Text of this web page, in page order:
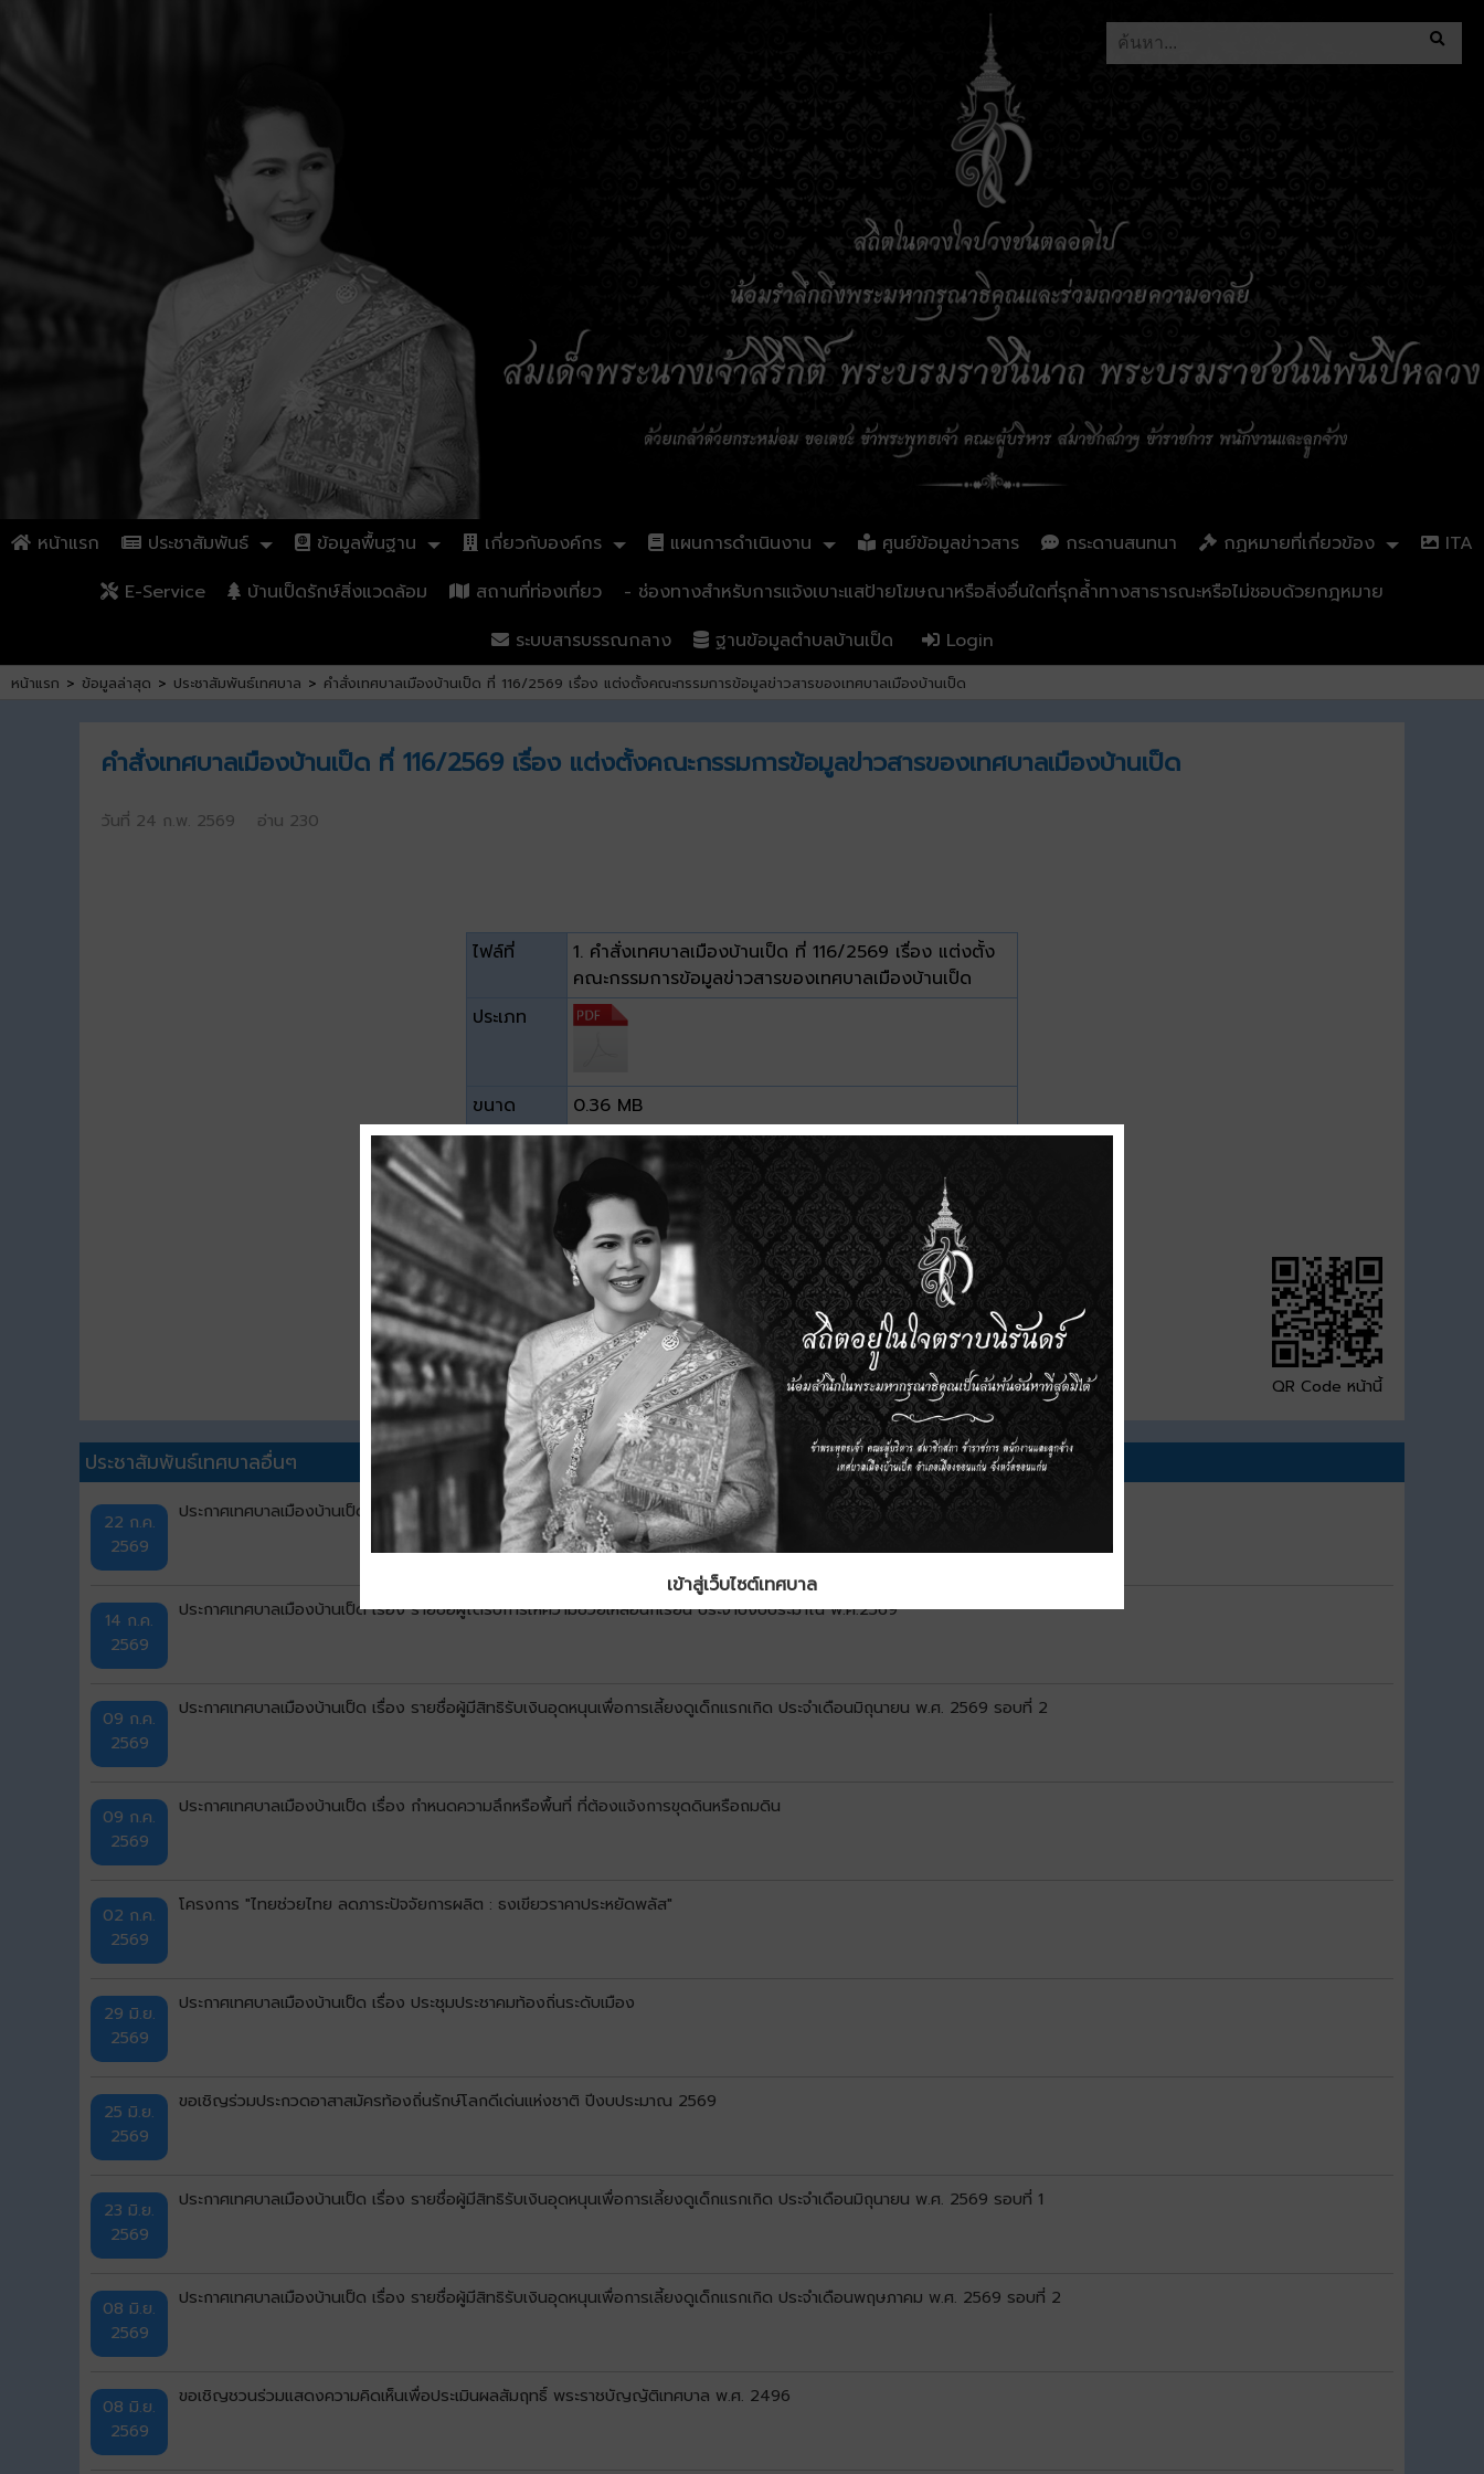
หน้าแรก ประชาสัมพันธ์ ข้อมูลพื้นฐาน เกี่ยวกับองค์กร แผนการดำเนินงาน ศูนย์ข้อมูลข่าวสาร กระดานสนทนา กฏหมายที่เกี่ยวข้อง
ITA
E-Service
บ้านเป็ดรักษ์สิ่งแวดล้อม สถานที่ท่องเที่ยว
- ช่องทางสำหรับการแจ้งเบาะแสป้ายโฆษณาหรือสิ่งอื่นใดที่รุกล้ำทางสาธารณะหรือไม่ชอบด้วยกฎหมาย
ระบบสารบรรณกลาง
ฐานข้อมูลตำบลบ้านเป็ด Login
หน้าแรก > ข้อมูลล่าสุด > ประชาสัมพันธ์เทศบาล > คำสั่งเทศบาลเมืองบ้านเป็ด ที่ 116/2569 เรื่อง แต่งตั้งคณะกรรมการข้อมูลข่าวสารของเทศบาลเมืองบ้านเป็ด
คำสั่งเทศบาลเมืองบ้านเป็ด ที่ 116/2569 เรื่อง แต่งตั้งคณะกรรมการข้อมูลข่าวสารของเทศบาลเมืองบ้านเป็ด
วันที่ 24 ก.พ. 2569 อ่าน 230
ไฟล์ที่
1. คำสั่งเทศบาลเมืองบ้านเป็ด ที่ 116/2569 เรื่อง แต่งตั้ง
คณะกรรมการข้อมูลข่าวสารของเทศบาลเมืองบ้านเป็ด
ประเภท
ขนาด
0.36 MB
ดาวน์โหลด
QR Code หน้านี้
ประชาสัมพันธ์เทศบาลอื่นๆ
22 ก.ค.
2569
ประกาศเทศบาลเมืองบ้านเป็ด เรื่อง รายชื่อผู้มีสิทธิรับเงินอุดหนุนเพื่อการเลี้ยงดูเด็กแรกเกิด ประจำเดือนกรกฎาคม พ.ศ. 2569 รอบที่ 1
14 ก.ค.
2569
ประกาศเทศบาลเมืองบ้านเป็ด เรื่อง รายชื่อผู้ได้รับการให้ความช่วยเหลือนักเรียน ประจำปีงบประมาณ พ.ศ.2569
09 ก.ค.
2569
ประกาศเทศบาลเมืองบ้านเป็ด เรื่อง รายชื่อผู้มีสิทธิรับเงินอุดหนุนเพื่อการเลี้ยงดูเด็กแรกเกิด ประจำเดือนมิถุนายน พ.ศ. 2569 รอบที่ 2
09 ก.ค.
2569
ประกาศเทศบาลเมืองบ้านเป็ด เรื่อง กำหนดความลึกหรือพื้นที่ ที่ต้องแจ้งการขุดดินหรือถมดิน
02 ก.ค.
2569
โครงการ "ไทยช่วยไทย ลดภาระปัจจัยการผลิต : ธงเขียวราคาประหยัดพลัส"
29 มิ.ย.
2569
ประกาศเทศบาลเมืองบ้านเป็ด เรื่อง ประชุมประชาคมท้องถิ่นระดับเมือง
25 มิ.ย.
2569
ขอเชิญร่วมประกวดอาสาสมัครท้องถิ่นรักษ์โลกดีเด่นแห่งชาติ ปีงบประมาณ 2569
23 มิ.ย.
2569
ประกาศเทศบาลเมืองบ้านเป็ด เรื่อง รายชื่อผู้มีสิทธิรับเงินอุดหนุนเพื่อการเลี้ยงดูเด็กแรกเกิด ประจำเดือนมิถุนายน พ.ศ. 2569 รอบที่ 1
08 มิ.ย.
2569
ประกาศเทศบาลเมืองบ้านเป็ด เรื่อง รายชื่อผู้มีสิทธิรับเงินอุดหนุนเพื่อการเลี้ยงดูเด็กแรกเกิด ประจำเดือนพฤษภาคม พ.ศ. 2569 รอบที่ 2
08 มิ.ย.
2569
ขอเชิญชวนร่วมแสดงความคิดเห็นเพื่อประเมินผลสัมฤทธิ์ พระราชบัญญัติเทศบาล พ.ศ. 2496
เข้าสู่เว็บไซต์เทศบาล